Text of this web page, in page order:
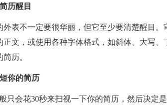
历醒目
外表不一定要很华丽，但它至少要清楚醒目
正文，或使用各种字体格式，如斜体、大写、
历。
你的简历
只会花30秒来扫视一下你的简历，然后决定